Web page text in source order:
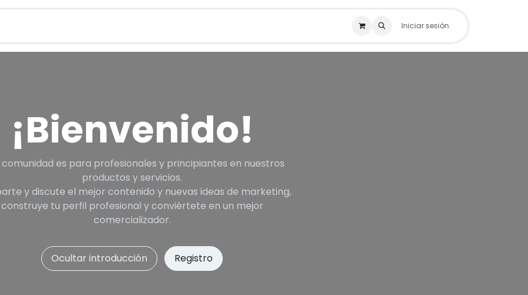
Iniciar sesión
¡Bienvenido!
comunidad es para profesionales y principiantes en nuestros
productos y servicios.
y discute el mejor contenido y nuevas ideas de marketing,
construye tu perfil profesional y conviértete en un mejor
comercializador.
Ocultar introducción Registro